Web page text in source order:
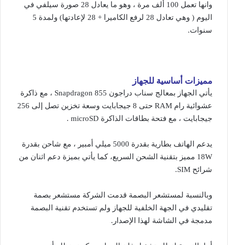
وانها تعمل 100 ألف مرة ، وهو ما يعادل 28 صورة سيلفي في
اليوم ( وهي تعادل 28 لرفع الكاميرا + 28 لإعادتها) ولمدة 5
سنوات.
مميزات أساسية للجهاز
يأتي الجهاز بمعالج سناب دراجون Snapdragon 855 ، مع ذاكرة
عشوائية رام RAM حتى 8 جيجابايت وسعة تخزين تصل إلى 256
جيجابايت ، مع فتحة بطاقات الذاكرة microSD .
يدعم الهاتف بطارية بقدرة 5000 ميلي أمبير ، مع شاحن بقدرة
18W مميز بتقنية الشحن السريع، كما يأتي بميزة دعم اثنان من
شرائح SIM.
وبالنسبة لمستشعر البصمة قدمت الشركة مستشعر بصمة
تقليدي في الجهة الخلفية للجهاز ولم تستخدم تقنية البصمة
مدمجة في الشاشة لهذا الإصدار.